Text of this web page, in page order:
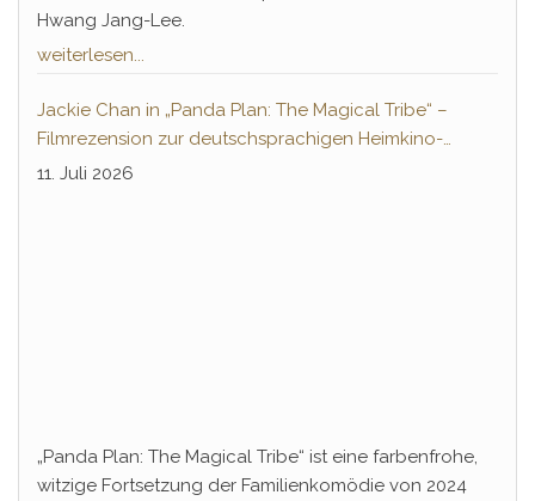
Hwang Jang-Lee.
weiterlesen...
Jackie Chan in „Panda Plan: The Magical Tribe“ –
Filmrezension zur deutschsprachigen Heimkino-
Premiere
11. Juli 2026
„Panda Plan: The Magical Tribe“ ist eine farbenfrohe,
witzige Fortsetzung der Familienkomödie von 2024